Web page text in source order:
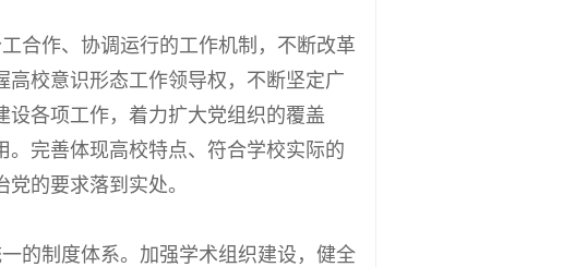
作、协调运行的工作机制，不断改革
校意识形态工作领导权，不断坚定广
各项工作，着力扩大党组织的覆盖
完善体现高校特点、符合学校实际的
的要求落到实处。
的制度体系。加强学术组织建设，健全